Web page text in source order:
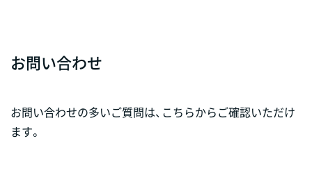
お問い合わせ
お問い合わせの多いご質問は、こちらからご確認いただけ
ます。